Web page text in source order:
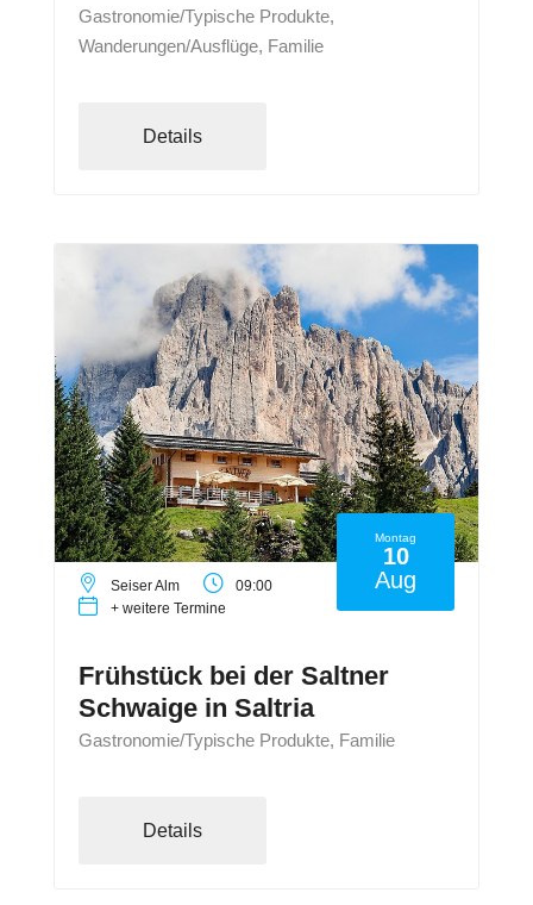
Gastronomie/Typische Produkte,
Wanderungen/Ausflüge, Familie
Details
Montag
10
Aug
Seiser Alm
09:00
+ weitere Termine
Frühstück bei der Saltner
Schwaige in Saltria
Gastronomie/Typische Produkte, Familie
Details